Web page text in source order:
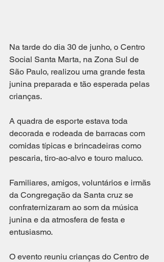
Na tarde do dia 30 de junho, o Centro
Social Santa Marta, na Zona Sul de
São Paulo, realizou uma grande festa
junina preparada e tão esperada pelas
crianças.
A quadra de esporte estava toda
decorada e rodeada de barracas com
comidas típicas e brincadeiras como
pescaria, tiro-ao-alvo e touro maluco.
Familiares, amigos, voluntários e irmãs
da Congregação da Santa cruz se
confraternizaram ao som da música
junina e da atmosfera de festa e
entusiasmo.
O evento reuniu crianças do Centro de